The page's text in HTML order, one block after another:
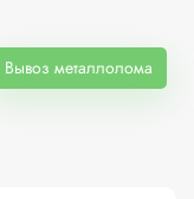
Вывоз металлолома